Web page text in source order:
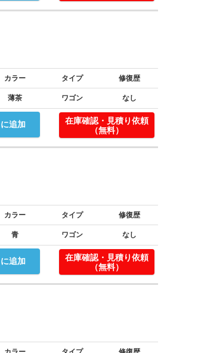
カラー タイプ 修復歴
薄茶 ワゴン なし
追加
在庫確認・見積り依頼
（無料）
カラー タイプ 修復歴
青 ワゴン なし
追加
在庫確認・見積り依頼
（無料）